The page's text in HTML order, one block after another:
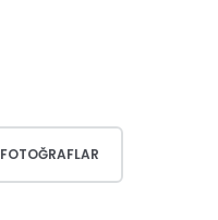
FOTOĞRAFLAR